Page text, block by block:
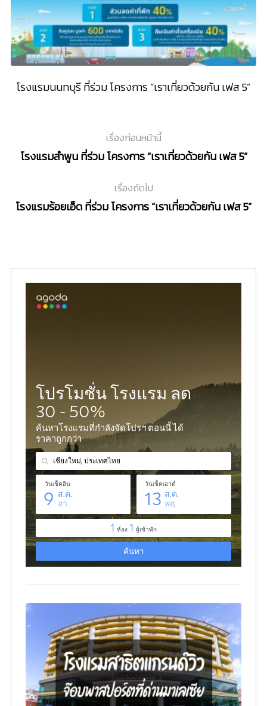
โรงแรมนนทบุรี ที่ร่วม โครงการ “เราเที่ยวด้วยกัน เฟส 5”
เรื่องก่อนหน้านี้
โรงแรมลำพูน ที่ร่วม โครงการ “เราเที่ยวด้วยกัน เฟส 5”
เรื่องถัดไป
โรงแรมร้อยเอ็ด ที่ร่วม โครงการ “เราเที่ยวด้วยกัน เฟส 5”